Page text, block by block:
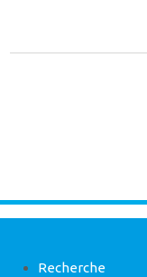
Recherche